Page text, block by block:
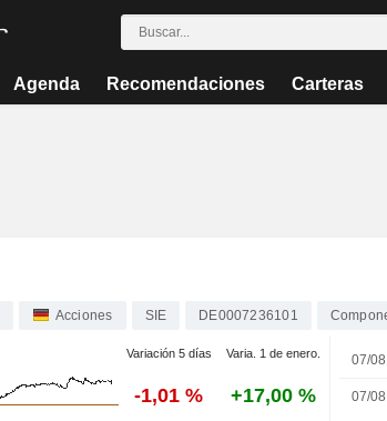
Agenda Recomendaciones Carteras
Acciones SIE DE0007236101
Variación 5 días Varia. 1 de enero.
-1,01 % +17,00 %
07/08
07/08